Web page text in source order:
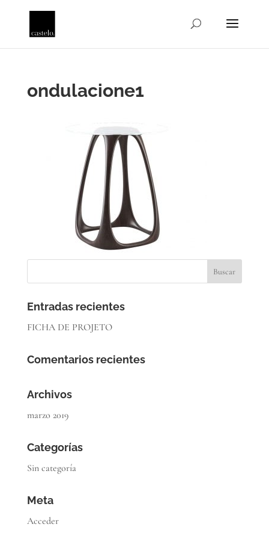
ondulacione1
Entradas recientes
FICHA DE PROJETO
Comentarios recientes
Archivos
marzo 2019
Categorías
Sin categoría
Meta
Acceder